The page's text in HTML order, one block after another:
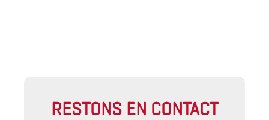
RESTONS EN CONTACT